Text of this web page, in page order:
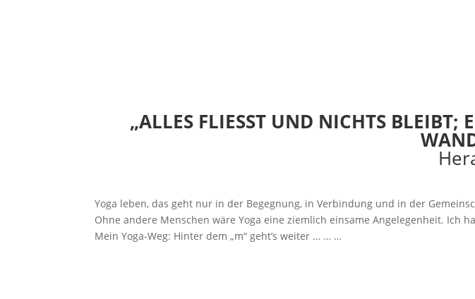
„ALLES FLIESST UND NICHTS BLEIBT;
Yoga leben, das geht nur in der Begegnung, in Verbindung und in der
Ohne andere Menschen wäre Yoga eine ziemlich einsame Angelegenheit. Ich
Mein Yoga-Weg: Hinter dem „m“ geht’s weiter … … …